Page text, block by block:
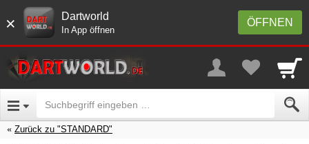
× ÖFFNEN
Dartworld
In App öffnen
Zurück zu "STANDARD"